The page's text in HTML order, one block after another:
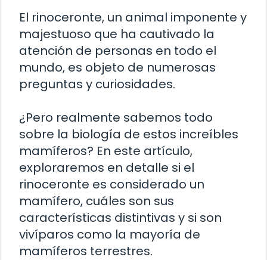
El rinoceronte, un animal imponente y
majestuoso que ha cautivado la
atención de personas en todo el
mundo, es objeto de numerosas
preguntas y curiosidades.
¿Pero realmente sabemos todo
sobre la biología de estos increíbles
mamíferos? En este artículo,
exploraremos en detalle si el
rinoceronte es considerado un
mamífero, cuáles son sus
características distintivas y si son
vivíparos como la mayoría de
mamíferos terrestres.